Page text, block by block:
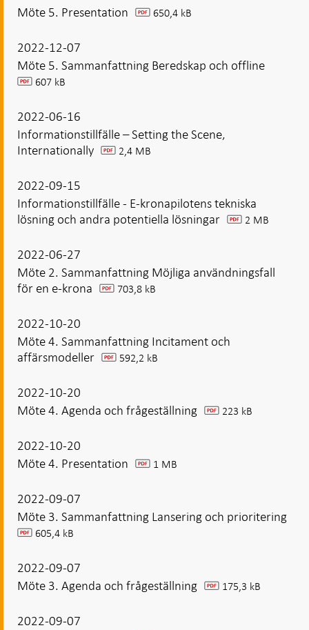
Möte 5. Presentation pdf 650,4 kB
2022-12-07
Möte 5. Sammanfattning Beredskap och offline
pdf 607 kB
2022-06-16
Informationstillfälle – Setting the Scene,
Internationally pdf 2,4 MB
2022-09-15
Informationstillfälle - E-kronapilotens tekniska
lösning och andra potentiella lösningar pdf 2 MB
2022-06-27
Möte 2. Sammanfattning Möjliga användningsfall
för en e-krona pdf 703,8 kB
2022-10-20
Möte 4. Sammanfattning Incitament och
affärsmodeller pdf 592,2 kB
2022-10-20
Möte 4. Agenda och frågeställning pdf 223 kB
2022-10-20
Möte 4. Presentation pdf 1 MB
2022-09-07
Möte 3. Sammanfattning Lansering och prioritering
pdf 605,4 kB
2022-09-07
Möte 3. Agenda och frågeställning pdf 175,3 kB
2022-09-07